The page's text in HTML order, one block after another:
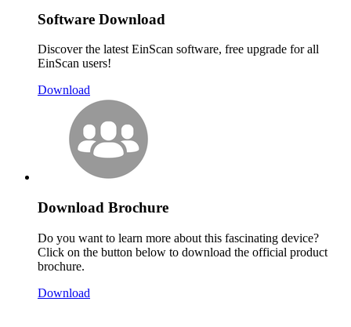
Software Download
Discover the latest EinScan software, free upgrade for all
EinScan users!
Download
Download Brochure
Do you want to learn more about this fascinating device?
Click on the button below to download the official product
brochure.
Download